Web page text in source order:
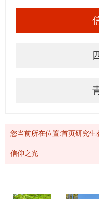
您当前所在位置:首页研究生
信仰之光